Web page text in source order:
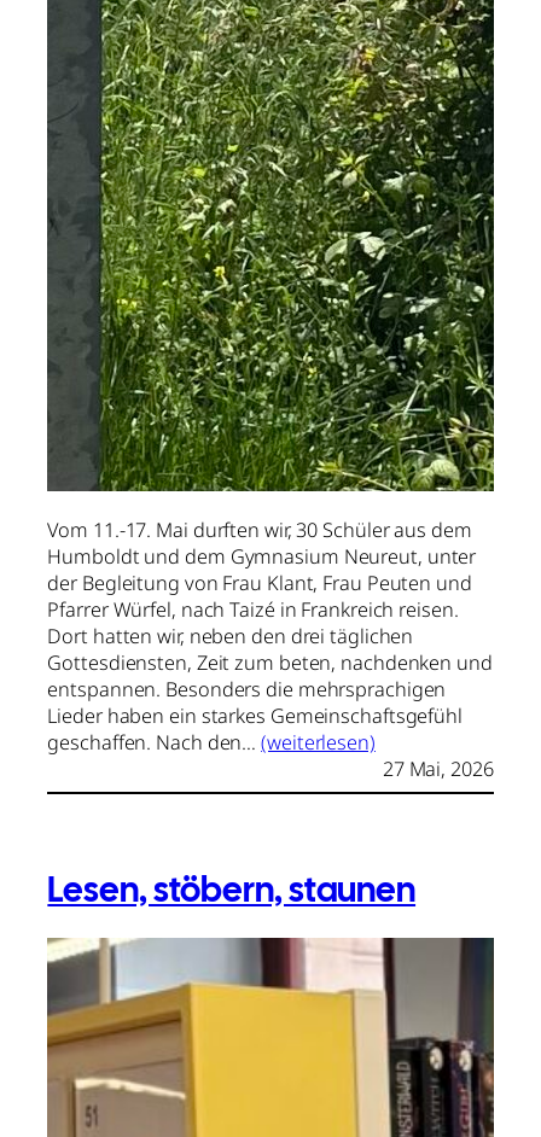
Vom 11.-17. Mai durften wir, 30 Schüler aus dem
Humboldt und dem Gymnasium Neureut, unter
der Begleitung von Frau Klant, Frau Peuten und
Pfarrer Würfel, nach Taizé in Frankreich reisen.
Dort hatten wir, neben den drei täglichen
Gottesdiensten, Zeit zum beten, nachdenken und
entspannen. Besonders die mehrsprachigen
Lieder haben ein starkes Gemeinschaftsgefühl
geschaffen. Nach den…(weiterlesen)
27 Mai, 2026
Lesen, stöbern, staunen